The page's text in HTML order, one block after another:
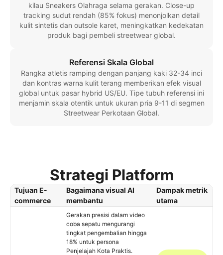
kilau Sneakers Olahraga selama gerakan. Close-up
tracking sudut rendah (85% fokus) menonjolkan detail
kulit sintetis dan outsole karet, meningkatkan kedekatan
produk bagi pembeli streetwear global.
Referensi Skala Global
Rangka atletis ramping dengan panjang kaki 32-34 inci
dan kontras warna kulit terang memberikan efek visual
global untuk pasar hybrid US/EU. Tipe tubuh referensi ini
menjamin skala otentik untuk ukuran pria 9-11 di segmen
Streetwear Perkotaan Global.
Strategi Platform
Tujuan E-
commerce
Bagaimana visual AI
membantu
Dampak metrik
utama
Gerakan presisi dalam video
coba sepatu mengurangi
tingkat pengembalian hingga
18% untuk persona
Penjelajah Kota Praktis.